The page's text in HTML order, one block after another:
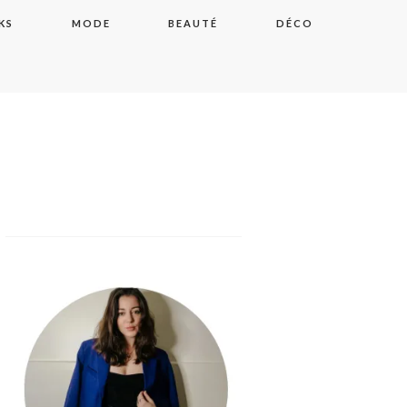
MODE BEAUTÉ DÉCO